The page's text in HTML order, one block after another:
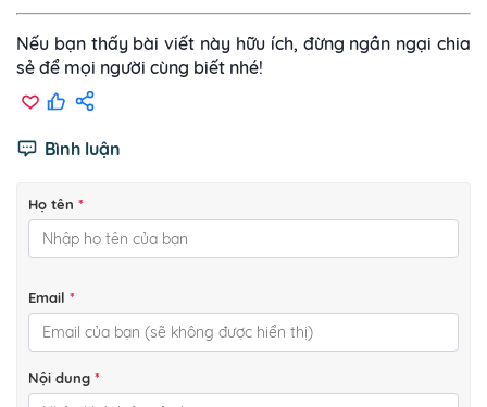
Nếu bạn thấy bài viết này hữu ích, đừng ngần ngại chia
sẻ để mọi người cùng biết nhé!
Bình luận
Họ tên *
Email *
Nội dung *